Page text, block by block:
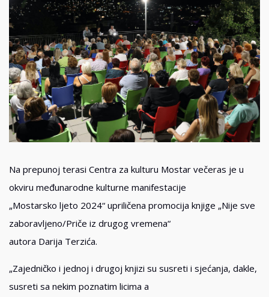
Na prepunoj terasi Centra za kulturu Mostar večeras je u
okviru međunarodne kulturne manifestacije
„Mostarsko ljeto 2024“ upriličena promocija knjige „Nije sve
zaboravljeno/Priče iz drugog vremena“
autora Darija Terzića.
„Zajedničko i jednoj i drugoj knjizi su susreti i sjećanja, dakle,
susreti sa nekim poznatim licima a